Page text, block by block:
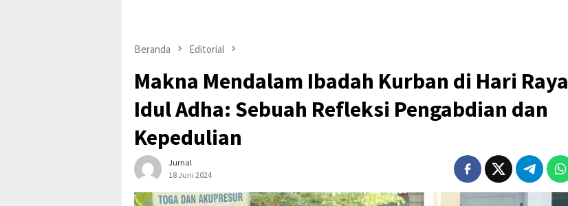
Beranda Editorial
Makna Mendalam Ibadah Kurban di Hari Raya
Idul Adha: Sebuah Refleksi Pengabdian dan
Kepedulian
Jurnal
18 Juni 2024